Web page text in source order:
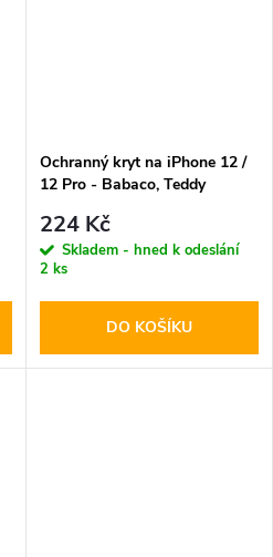
Ochranný kryt na iPhone 12 /
12 Pro - Babaco, Teddy
224 Kč
Skladem - hned k odeslání
2 ks
DO KOŠÍKU